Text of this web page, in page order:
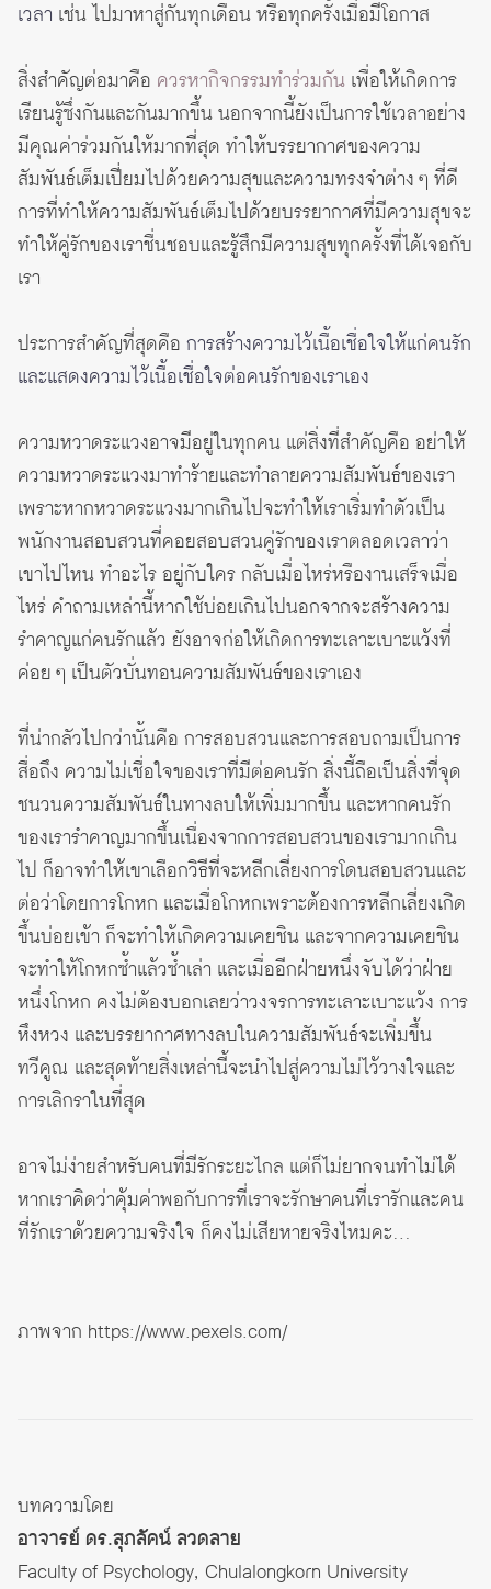
เวลา เช่น ไปมาหาสู่กันทุกเดือน หรือทุกครั้งเมื่อมีโอกาส
สิ่งสำคัญต่อมาคือ ควรหากิจกรรมทำร่วมกัน เพื่อให้เกิดการ
เรียนรู้ซึ่งกันและกันมากขึ้น นอกจากนี้ยังเป็นการใช้เวลาอย่าง
มีคุณค่าร่วมกันให้มากที่สุด ทำให้บรรยากาศของความ
สัมพันธ์เต็มเปี่ยมไปด้วยความสุขและความทรงจำต่าง ๆ ที่ดี
การที่ทำให้ความสัมพันธ์เต็มไปด้วยบรรยากาศที่มีความสุขจะ
ทำให้คู่รักของเราชื่นชอบและรู้สึกมีความสุขทุกครั้งที่ได้เจอกับ
เรา
ประการสำคัญที่สุดคือ การสร้างความไว้เนื้อเชื่อใจให้แก่คนรัก
และแสดงความไว้เนื้อเชื่อใจต่อคนรักของเราเอง
ความหวาดระแวงอาจมีอยู่ในทุกคน แต่สิ่งที่สำคัญคือ อย่าให้
ความหวาดระแวงมาทำร้ายและทำลายความสัมพันธ์ของเรา
เพราะหากหวาดระแวงมากเกินไปจะทำให้เราเริ่มทำตัวเป็น
พนักงานสอบสวนที่คอยสอบสวนคู่รักของเราตลอดเวลาว่า
เขาไปไหน ทำอะไร อยู่กับใคร กลับเมื่อไหร่หรืองานเสร็จเมื่อ
ไหร่ คำถามเหล่านี้หากใช้บ่อยเกินไปนอกจากจะสร้างความ
รำคาญแก่คนรักแล้ว ยังอาจก่อให้เกิดการทะเลาะเบาะแว้งที่
ค่อย ๆ เป็นตัวบั่นทอนความสัมพันธ์ของเราเอง
ที่น่ากลัวไปกว่านั้นคือ การสอบสวนและการสอบถามเป็นการ
สื่อถึง ความไม่เชื่อใจของเราที่มีต่อคนรัก สิ่งนี้ถือเป็นสิ่งที่จุด
ชนวนความสัมพันธ์ในทางลบให้เพิ่มมากขึ้น และหากคนรัก
ของเรารำคาญมากขึ้นเนื่องจากการสอบสวนของเรามากเกิน
ไป ก็อาจทำให้เขาเลือกวิธีที่จะหลีกเลี่ยงการโดนสอบสวนและ
ต่อว่าโดยการโกหก และเมื่อโกหกเพราะต้องการหลีกเลี่ยงเกิด
ขึ้นบ่อยเข้า ก็จะทำให้เกิดความเคยชิน และจากความเคยชิน
จะทำให้โกหกซ้ำแล้วซ้ำเล่า และเมื่ออีกฝ่ายหนึ่งจับได้ว่าฝ่าย
หนึ่งโกหก คงไม่ต้องบอกเลยว่าวงจรการทะเลาะเบาะแว้ง การ
หึงหวง และบรรยากาศทางลบในความสัมพันธ์จะเพิ่มขึ้น
ทวีคูณ และสุดท้ายสิ่งเหล่านี้จะนำไปสู่ความไม่ไว้วางใจและ
การเลิกราในที่สุด
อาจไม่ง่ายสำหรับคนที่มีรักระยะไกล แต่ก็ไม่ยากจนทำไม่ได้
หากเราคิดว่าคุ้มค่าพอกับการที่เราจะรักษาคนที่เรารักและคน
ที่รักเราด้วยความจริงใจ ก็คงไม่เสียหายจริงไหมคะ…
ภาพจาก https://www.pexels.com/
บทความโดย
อาจารย์ ดร.สุภลัคน์ ลวดลาย
Faculty of Psychology, Chulalongkorn University